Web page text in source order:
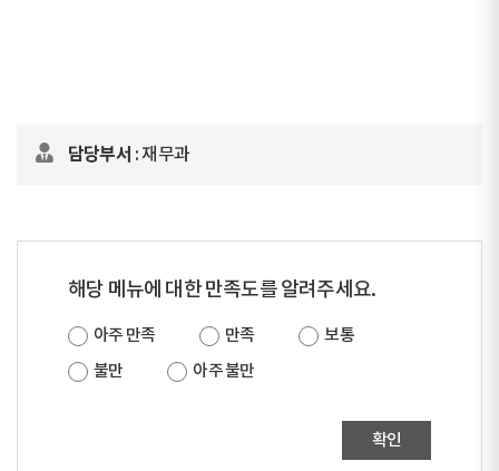
담당부서 : 재무과
해당 메뉴에 대한 만족도를 알려주세요.
아주 만족 만족
보통
불만
아주 불만
확인